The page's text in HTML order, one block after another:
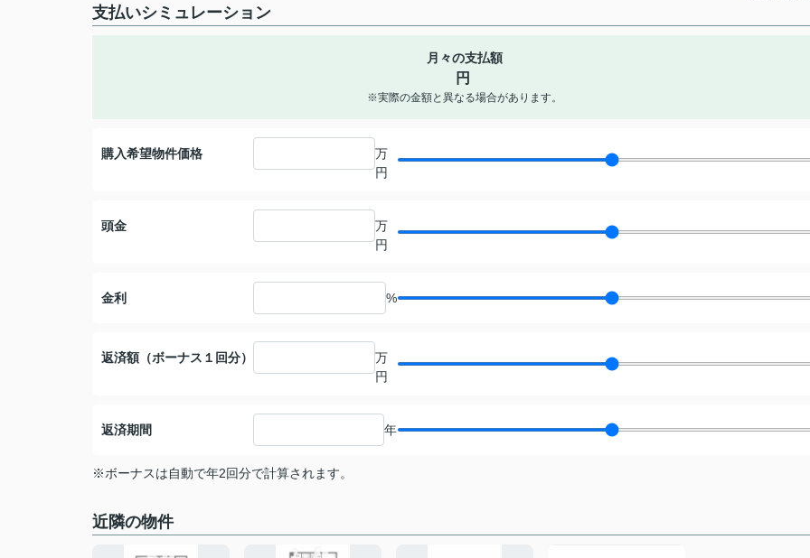
支払いシミュレーション
月々の支払額
円
※実際の金額と異なる場合があります。
購入希望物件価格
万
円
頭金
万
円
金利 %
返済額（ボーナス１回分）
万
円
返済期間 年
※ボーナスは自動で年2回分で計算されます。
近隣の物件